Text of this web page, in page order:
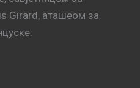
Girard, аташеом за